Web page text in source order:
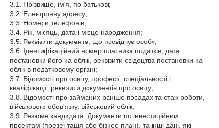
3.1. Прізвище, ім'я, по батькові;
3.2. Електронну адресу;
3.3. Номери телефонів;
3.4. Рік, місяць, дата і місце народження;
3.5. Реквізити документа, що посвідчує особу;
3.6. Ідентифікаційний номер платника податків, дата
постановки його на облік, реквізити свідоцтва постановки на
облік в податковому органі;
3.7. Відомості про освіту, професії, спеціальності і
кваліфікації, реквізити документів про освіту;
3.8. Відомості про займаних раніше посадах та стаж роботи,
військового обов'язку, військовий облік;
3.9. Резюме кандидата, Документи по інвестиційним
проектам (презентація або бізнес-план), та інші дані, які